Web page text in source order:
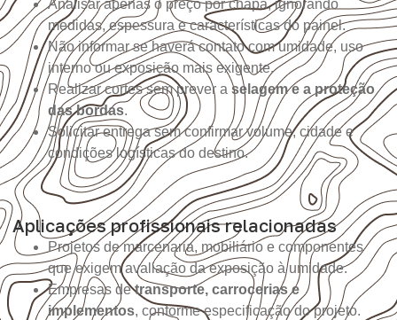
Analisar apenas o preço por chapa, ignorando
medidas, espessura e características do painel.
Não informar se haverá contato com umidade, uso
interno ou exposição mais exigente.
Realizar cortes sem prever a selagem e a proteção
das bordas.
Solicitar entrega sem confirmar volume, cidade e
condições logísticas do destino.
Aplicações profissionais relacionadas
Projetos de marcenaria, mobiliário e componentes
que exigem avaliação da exposição à umidade.
Empresas detransporte, carrocerias e
implementos, conforme especificação do projeto.